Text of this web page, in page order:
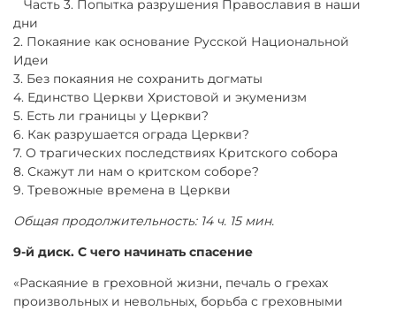
Часть 3. Попытка разрушения Православия в наши
дни
2. Покаяние как основание Русской Национальной
Идеи
3. Без покаяния не сохранить догматы
4. Единство Церкви Христовой и экуменизм
5. Есть ли границы у Церкви?
6. Как разрушается ограда Церкви?
7. О трагических последствиях Критского собора
8. Скажут ли нам о критском соборе?
9. Тревожные времена в Церкви
Общая продолжительность: 14 ч. 15 мин.
9-й диск. С чего начинать спасение
«Раскаяние в греховной жизни, печаль о грехах
произвольных и невольных, борьба с греховными